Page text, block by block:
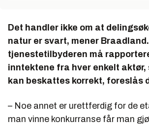
Det handler ikke om at
natur er svart, mener
tjenestetilbyderen må
inntektene fra hver enkelt aktør,
kan beskattes korrekt, foreslås
– Noe annet er urettferdig for de
man vinne konkurranse får man